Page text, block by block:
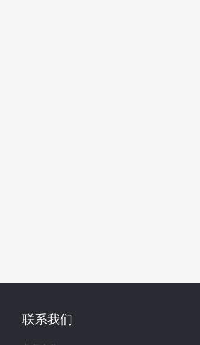
联系我们